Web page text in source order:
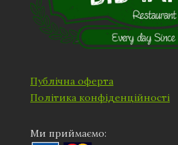
Публічна оферта
Політика конфіденційності
Ми приймаємо: